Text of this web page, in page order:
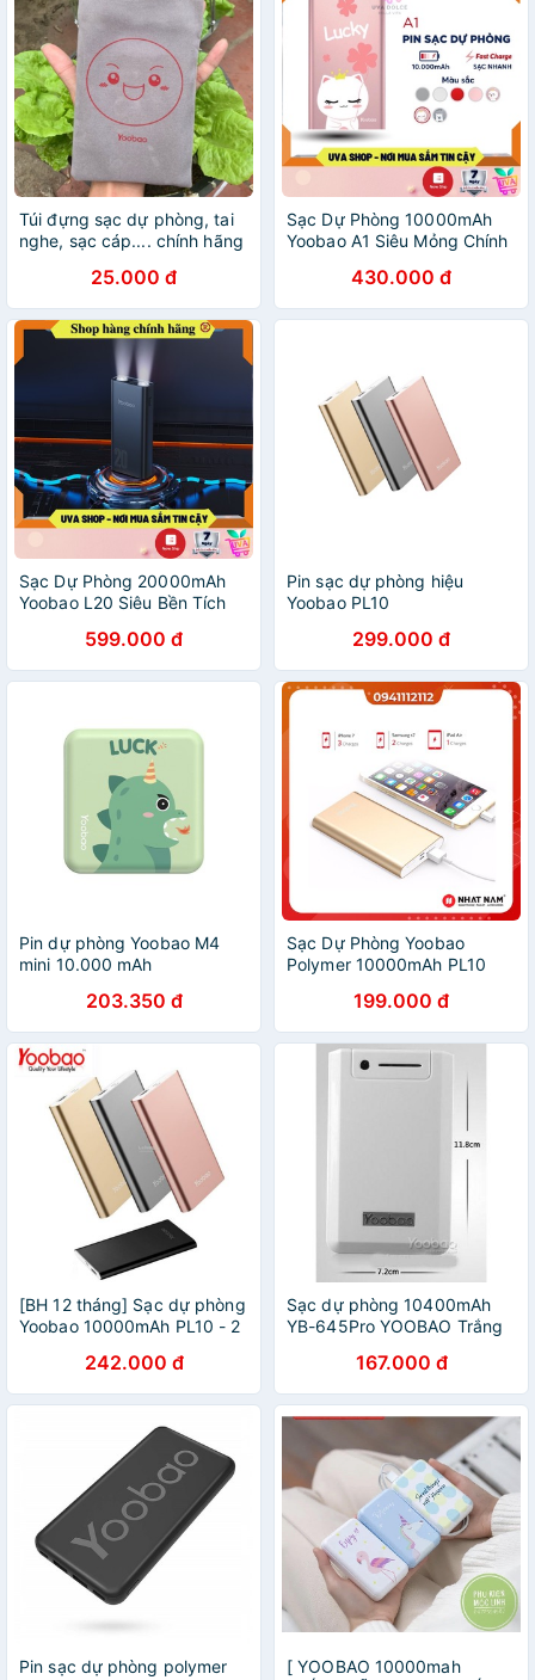
Túi đựng sạc dự phòng, tai
nghe, sạc cáp.... chính hãng
25.000 đ
Sạc Dự Phòng 10000mAh
Yoobao A1 Siêu Mỏng Chính
430.000 đ
Sạc Dự Phòng 20000mAh
Yoobao L20 Siêu Bền Tích
[Bảo Hành Chính Hãng]
599.000 đ
Pin sạc dự phòng hiệu
Yoobao PL10
299.000 đ
Pin dự phòng Yoobao M4
mini 10.000 mAh
203.350 đ
Sạc Dự Phòng Yoobao
Polymer 10000mAh PL10
199.000 đ
[BH 12 tháng] Sạc dự phòng
Yoobao 10000mAh PL10 - 2
Micro USB)242.000 đ
Sạc dự phòng 10400mAh
YB-645Pro YOOBAO Trắng
167.000 đ
Pin sạc dự phòng polymer
[ YOOBAO 10000mah